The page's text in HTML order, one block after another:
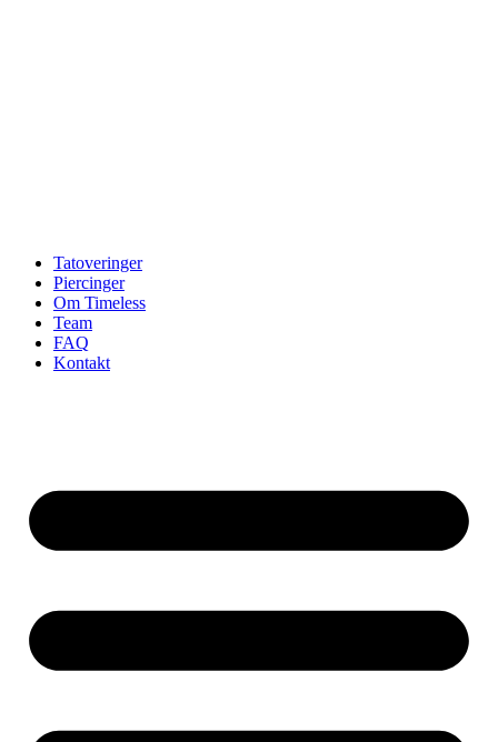
Tatoveringer
Piercinger
Om Timeless
Team
FAQ
Kontakt